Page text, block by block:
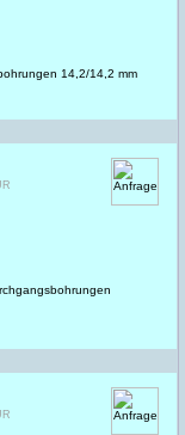
14,2/14,2 mm